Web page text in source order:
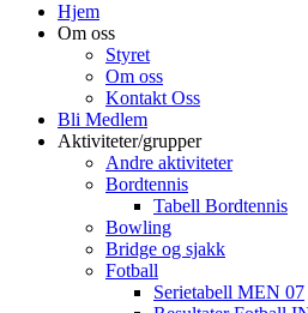
Hjem
Om oss
Styret
Om oss
Kontakt Oss
Bli Medlem
Aktiviteter/grupper
Andre aktiviteter
Bordtennis
Tabell Bordtennis
Bowling
Bridge og sjakk
Fotball
Serietabell MEN 07